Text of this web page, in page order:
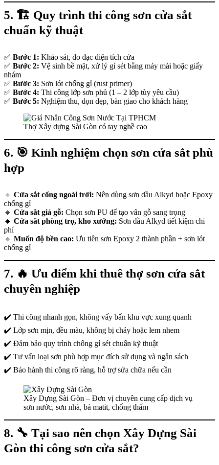
5. 🏗️ Quy trình thi công sơn cửa sắt
chuẩn kỹ thuật
✅ Bước 1: Khảo sát, đo đạc diện tích cửa
✅ Bước 2: Vệ sinh bề mặt, xử lý gỉ sét bằng máy mài hoặc giấy
nhám
✅ Bước 3: Sơn lót chống gỉ (rust primer)
✅ Bước 4: Thi công lớp sơn phủ (1 – 2 lớp tùy yêu cầu)
✅ Bước 5: Nghiệm thu, dọn dẹp, bàn giao cho khách hàng
Thợ Xây dựng Sài Gòn có tay nghề cao
6. 🎯 Kinh nghiệm chọn sơn cửa sắt phù
hợp
🔸 Cửa sắt cổng ngoài trời: Nên dùng sơn dầu Alkyd hoặc Epoxy
chống gỉ
🔸 Cửa sắt giả gỗ: Chọn sơn PU để tạo vân gỗ sang trọng
🔸 Cửa sắt phòng trọ, kho xưởng: Sơn dầu Alkyd tiết kiệm chi
phí
🔸 Muốn độ bền cao: Ưu tiên sơn Epoxy 2 thành phần + sơn lót
chống gỉ
7. 🔥 Ưu điểm khi thuê thợ sơn cửa sắt
chuyên nghiệp
✔️ Thi công nhanh gọn, không vấy bẩn khu vực xung quanh
✔️ Lớp sơn mịn, đều màu, không bị chảy hoặc lem nhem
✔️ Đảm bảo quy trình chống gỉ sét chuẩn kỹ thuật
✔️ Tư vấn loại sơn phù hợp mục đích sử dụng và ngân sách
✔️ Bảo hành thi công rõ ràng, hỗ trợ sửa chữa nếu cần
Xây Dựng Sài Gòn – Đơn vị chuyên cung cấp dịch vụ
sơn nước, sơn nhà, bả matit, chống thấm
8. 🔧 Tại sao nên chọn Xây Dựng Sài
Gòn thi công sơn cửa sắt?